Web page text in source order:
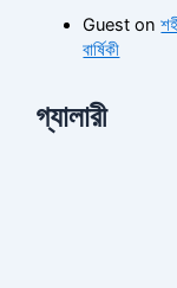
Guest on
বার্ষিকী
গ্যালারী